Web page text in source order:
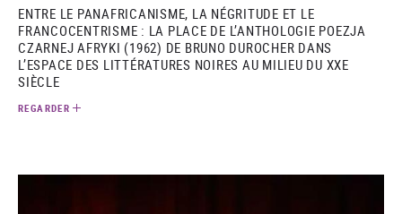
ENTRE LE PANAFRICANISME, LA NÉGRITUDE ET LE
FRANCOCENTRISME : LA PLACE DE L’ANTHOLOGIE POEZJA
CZARNEJ AFRYKI (1962) DE BRUNO DUROCHER DANS
L’ESPACE DES LITTÉRATURES NOIRES AU MILIEU DU XXE
SIÈCLE
REGARDER